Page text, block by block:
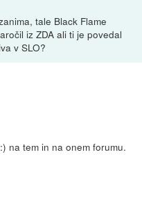
tale Black Flame
iz ZDA ali ti je povedal
v SLO?
na tem in na onem forumu.